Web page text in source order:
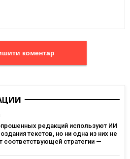
Залишити коментар
редакций используют ИИ
текстов, но ни одна из них не
соответствующей стратегии —